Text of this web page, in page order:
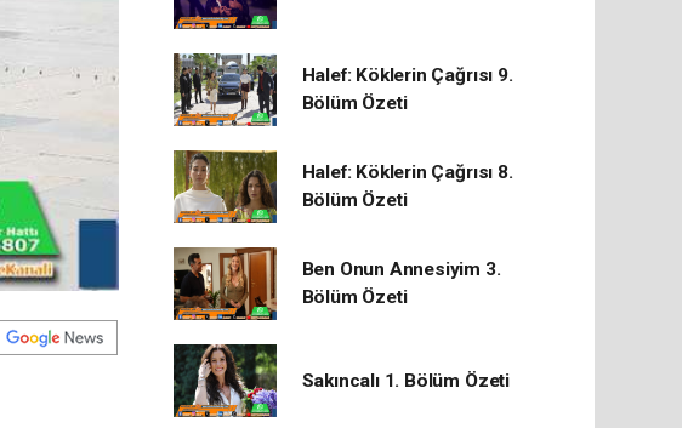
Halef: Köklerin Çağrısı 9.
Bölüm Özeti
Halef: Köklerin Çağrısı 8.
Bölüm Özeti
Ben Onun Annesiyim 3.
Bölüm Özeti
Sakıncalı 1. Bölüm Özeti